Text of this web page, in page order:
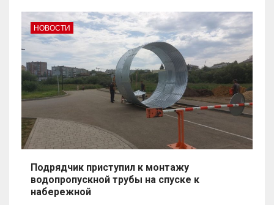
НОВОСТИ
Подрядчик приступил к монтажу
водопропускной трубы на спуске к
набережной